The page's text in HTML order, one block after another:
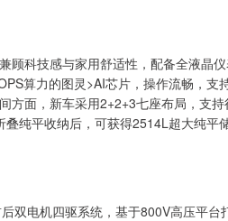
顾科技感与家用舒适性，配备全液晶
算力的图灵>AI芯片，操作流畅，支
方面，新车采用2+2+3七座布局，支
纯平收纳后，可获得2514L超大纯平
双电机四驱系统，基于800V高压平